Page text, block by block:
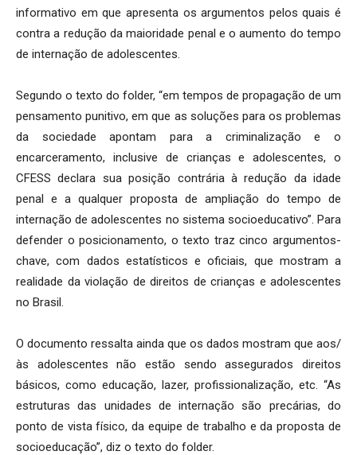
informativo em que apresenta os argumentos pelos quais é
contra a redução da maioridade penal e o aumento do tempo
de internação de adolescentes.
Segundo o texto do folder, “em tempos de propagação de um
pensamento punitivo, em que as soluções para os problemas
da sociedade apontam para a criminalização e o
encarceramento, inclusive de crianças e adolescentes, o
CFESS declara sua posição contrária à redução da idade
penal e a qualquer proposta de ampliação do tempo de
internação de adolescentes no sistema socioeducativo”. Para
defender o posicionamento, o texto traz cinco argumentos-
chave, com dados estatísticos e oficiais, que mostram a
realidade da violação de direitos de crianças e adolescentes
no Brasil.
O documento ressalta ainda que os dados mostram que aos/
às adolescentes não estão sendo assegurados direitos
básicos, como educação, lazer, profissionalização, etc. “As
estruturas das unidades de internação são precárias, do
ponto de vista físico, da equipe de trabalho e da proposta de
socioeducação”, diz o texto do folder.